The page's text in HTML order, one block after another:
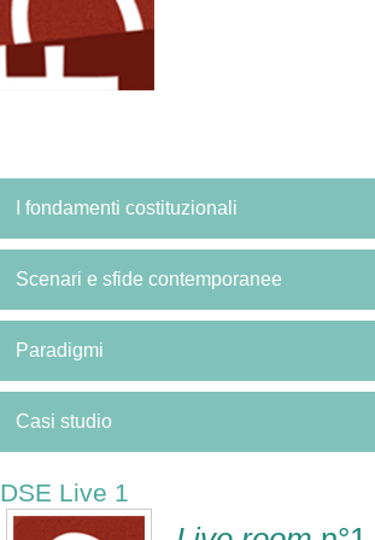
I fondamenti costituzionali
Scenari e sfide contemporanee
Paradigmi
Casi studio
DSE Live 1